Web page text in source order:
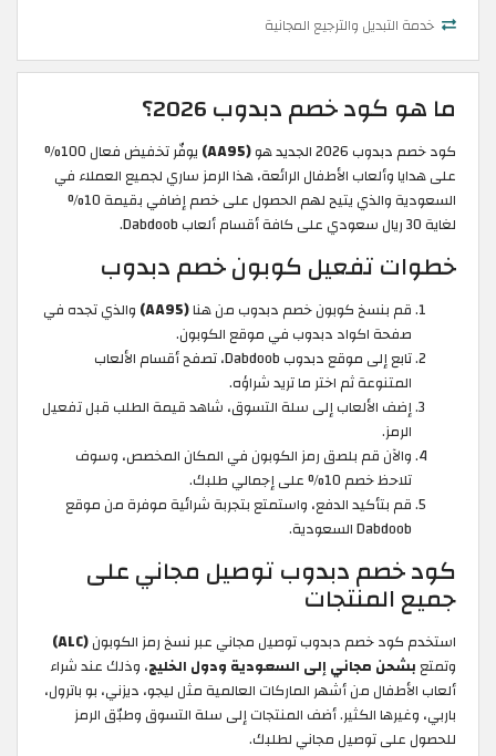
خدمة التبديل والترجيع المجانية
ما هو كود خصم دبدوب 2026؟
كود خصم دبدوب 2026 الجديد هو (AA95)
يوفّر تخفيض فعال 100%
على هدايا وألعاب الأطفال الرائعة، هذا الرمز ساري لجميع العملاء في
السعودية والذي يتيح لهم الحصول على خصم إضافي بقيمة 10%
لغاية 30 ريال سعودي على كافة أقسام ألعاب Dabdoob.
خطوات تفعيل كوبون خصم دبدوب
قم بنسخ كوبون خصم دبدوب من هنا(AA95)
والذي تجده في
صفحة اكواد دبدوب في موقع الكوبون.
تابع إلى موقع دبدوب Dabdoob، تصفح أقسام الألعاب
المتنوعة ثم اختر ما تريد شراؤه.
إضف الألعاب إلى سلة التسوق، شاهد قيمة الطلب قبل تفعيل
الرمز.
والآن قم بلصق رمز الكوبون في المكان المخصص، وسوف
تلاحظ خصم 10% على إجمالي طلبك.
قم بتأكيد الدفع، واستمتع بتجربة شرائية موفرة من موقع
Dabdoob السعودية.
كود خصم دبدوب توصيل مجاني على
جميع المنتجات
استخدم كود خصم دبدوب توصيل مجاني عبر نسخ رمز الكوبون(ALC)
وتمتع بشحن مجاني إلى السعودية ودول الخليج، وذلك عند شراء
ألعاب الأطفال من أشهر الماركات العالمية مثل ليجو، ديزني، بو باترول،
باربي، وغيرها الكثير. أضف المنتجات إلى سلة التسوق وطبّق الرمز
للحصول على توصيل مجاني لطلبك.